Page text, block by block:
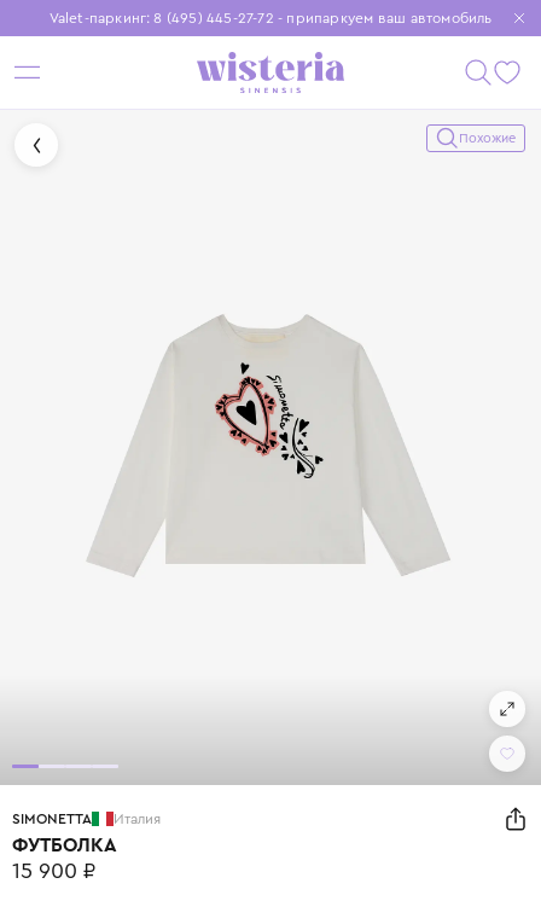
Valet-паркинг: 8 (495) 445-27-72 - припаркуем ваш автомобиль
Бесплатная доставка при заказе от 15 000 ₽
Установите приложение, чтобы покупки были еще удобнее
Похожие
SIMONETTA Италия
ФУТБОЛКА
15 900 ₽